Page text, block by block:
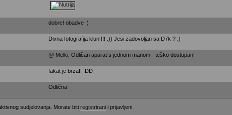
dobre! obadve :)
Divna fotografija klun !!! :)) Jesi zadovoljan sa D7k ? :)
@ Melki, Odličan aparat s jednom manom - teško dostupan!
fakat je brza!! :DD
Odlična
sudjelovanja. Morate biti registrirani i prijavljeni.